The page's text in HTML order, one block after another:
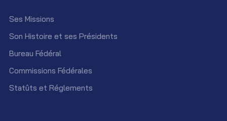
Ses Missions
Son Histoire et ses Présidents
Bureau Fédéral
Commissions Fédérales
Statûts et Réglements